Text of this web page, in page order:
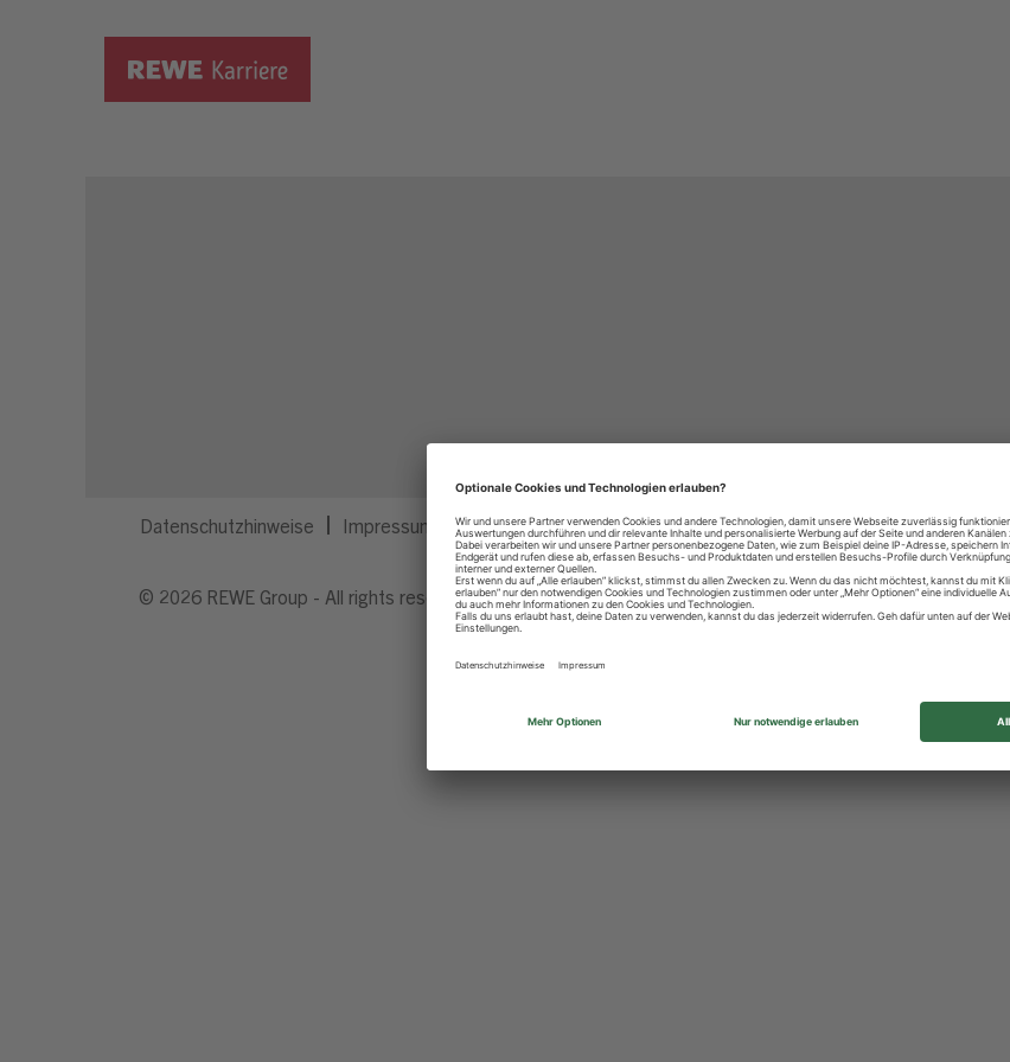
Datenschutzhinweise Impressum Privatsphäre-Einstellungen
© 2026 REWE Group - All rights reserved